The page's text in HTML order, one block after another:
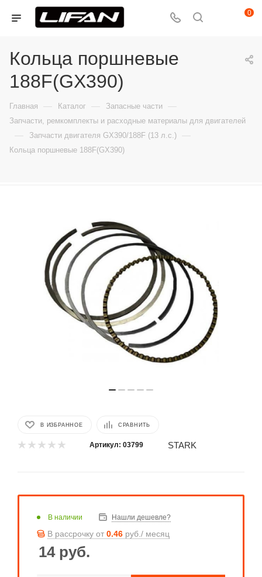
0
Кольца поршневые
188F(GX390)
Главная — Каталог — Запасные части —
Запчасти, ремкомплекты и расходные материалы для двигателей
— Запчасти двигателя GX390/188F (13 л.с.) —
Кольца поршневые 188F(GX390)
В ИЗБРАННОЕ СРАВНИТЬ
Артикул: 03799 STARK
14руб.
В наличии Нашли дешевле?
В рассрочку от 0.46 руб./ месяц